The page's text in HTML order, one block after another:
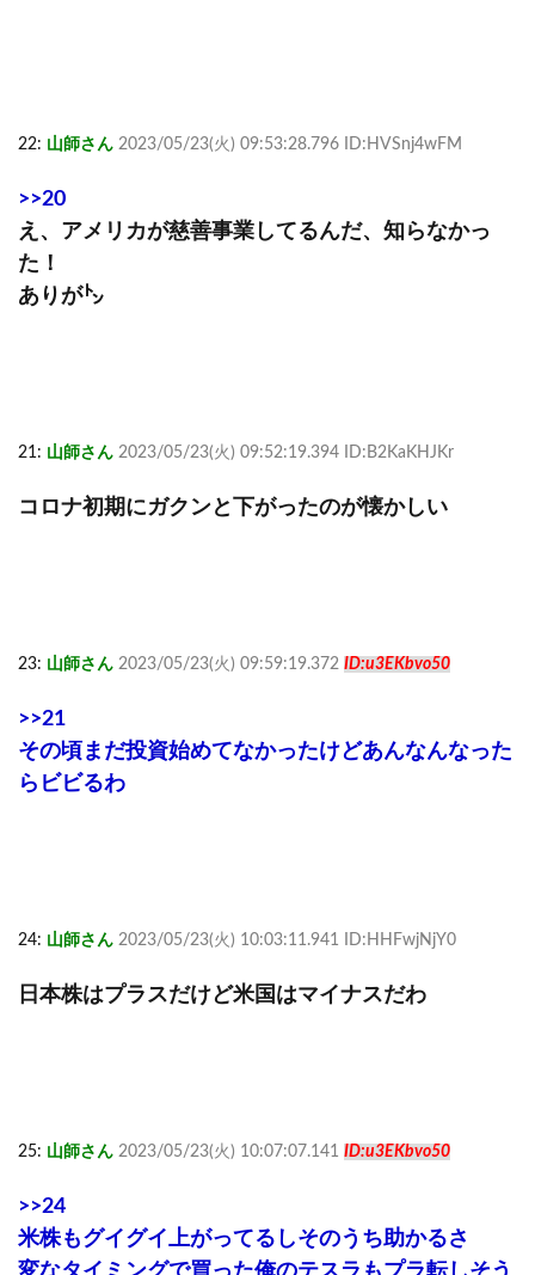
22: 山師さん 2023/05/23(火) 09:53:28.796 ID:HVSnj4wFM
>>20
え、アメリカが慈善事業してるんだ、知らなかっ
た！
ありが㌧
21: 山師さん 2023/05/23(火) 09:52:19.394 ID:B2KaKHJKr
コロナ初期にガクンと下がったのが懐かしい
23: 山師さん 2023/05/23(火) 09:59:19.372 ID:u3EKbvo50
>>21
その頃まだ投資始めてなかったけどあんなんなった
らビビるわ
24: 山師さん 2023/05/23(火) 10:03:11.941 ID:HHFwjNjY0
日本株はプラスだけど米国はマイナスだわ
25: 山師さん 2023/05/23(火) 10:07:07.141 ID:u3EKbvo50
>>24
米株もグイグイ上がってるしそのうち助かるさ